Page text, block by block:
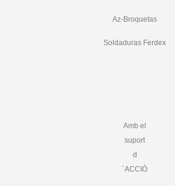
Az-Broquetas
Soldaduras Ferdex
Amb el
suport
d
´ACCIÓ